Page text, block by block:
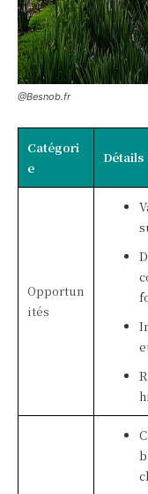
@Besnob.fr
Catégori
e
Détails
Opportun
ités